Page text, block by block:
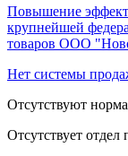
Повышение
крупнейшей
товаров ООО
Нет системы
Отсутствуют
Отсутствует отдел